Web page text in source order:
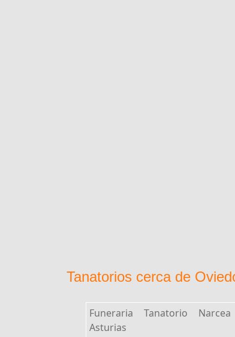
Tanatorios cerca de
Funeraria Tanatorio
Asturias